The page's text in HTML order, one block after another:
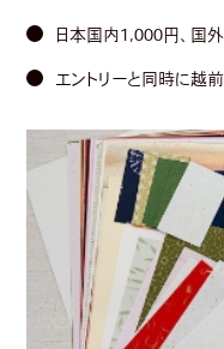
日本国内1,000円、国
エントリーと同時に越